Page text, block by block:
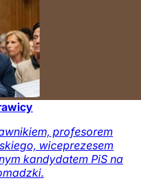
profesorem
wiceprezesem
kandydatem PiS na